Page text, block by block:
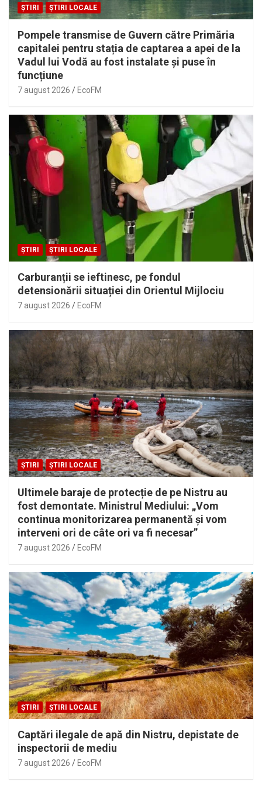
ȘTIRI ȘTIRI LOCALE
Pompele transmise de Guvern către Primăria
capitalei pentru stația de captarea a apei de la
Vadul lui Vodă au fost instalate și puse în
funcțiune
7 august 2026 EcoFM
ȘTIRI ȘTIRI LOCALE
Carburanții se ieftinesc, pe fondul
detensionării situației din Orientul Mijlociu
7 august 2026 EcoFM
ȘTIRI ȘTIRI LOCALE
Ultimele baraje de protecție de pe Nistru au
fost demontate. Ministrul Mediului: „Vom
continua monitorizarea permanentă și vom
interveni ori de câte ori va fi necesar”
7 august 2026 EcoFM
ȘTIRI ȘTIRI LOCALE
Captări ilegale de apă din Nistru, depistate de
inspectorii de mediu
7 august 2026 EcoFM